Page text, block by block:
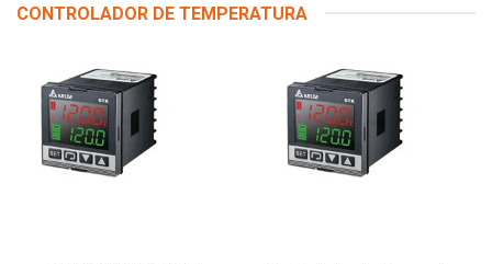
CONTROLADOR DE TEMPERATURA